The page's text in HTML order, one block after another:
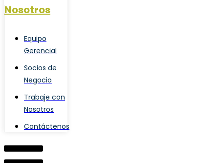
Nosotros
Equipo
Gerencial
Socios de
Negocio
Trabaje con
Nosotros
Contáctenos